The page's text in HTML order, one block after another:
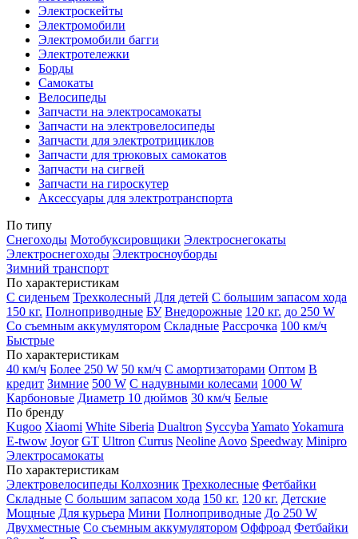
Электроскейты
Электромобили
Электромобили багги
Электротележки
Борды
Самокаты
Велосипеды
Запчасти на электросамокаты
Запчасти на электровелосипеды
Запчасти для электротрициклов
Запчасти для трюковых самокатов
Запчасти на сигвей
Запчасти на гироскутер
Аксессуары для электротранспорта
По типу
Снегоходы Мотобуксировщики Электроснегокаты
Электроснегоходы Электросноуборды
Зимний транспорт
По характеристикам
С сиденьем Трехколесный Для детей С большим запасом хода
150 кг. Полноприводные БУ Внедорожные 120 кг. до 250 W
Со съемным аккумулятором Складные Рассрочка 100 км/ч
Быстрые
По характеристикам
40 км/ч Более 250 W 50 км/ч С амортизаторами Оптом В
кредит Зимние 500 W С надувными колесами 1000 W
Карбоновые Диаметр 10 дюймов 30 км/ч Белые
По бренду
Kugoo Xiaomi White Siberia Dualtron Syccyba YamatoYokamura
E-twow Joyor GT Ultron Currus Neoline Aovo Speedway Minipro
Электросамокаты
По характеристикам
Электровелосипеды Колхозник Трехколесные Фетбайки
Складные С большим запасом хода 150 кг. 120 кг. Детские
Мощные Для курьера Мини Полноприводные До 250 W
Двухместные Со съемным аккумулятором Оффроад Фетбайки